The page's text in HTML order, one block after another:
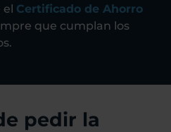
Certificado de Ahorro
que cumplan los
pedir la